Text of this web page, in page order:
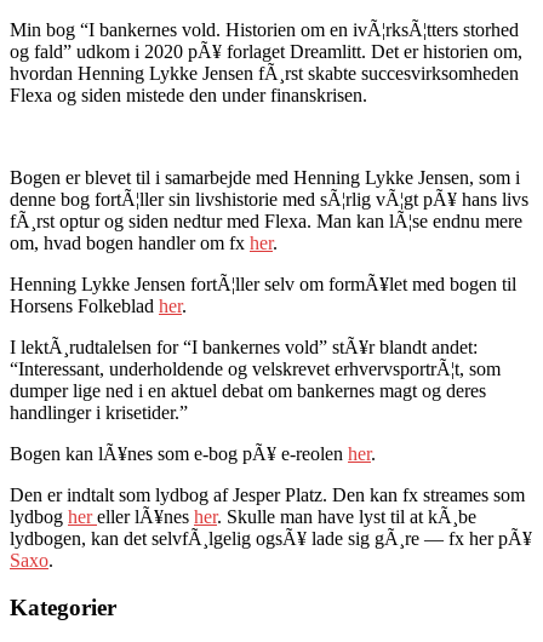
Min bog “I bankernes vold. Historien om en ivÃ¦rksÃ¦tters storhed
og fald” udkom i 2020 pÃ¥ forlaget Dreamlitt. Det er historien om,
hvordan Henning Lykke Jensen fÃ¸rst skabte succesvirksomheden
Flexa og siden mistede den under finanskrisen.
Bogen er blevet til i samarbejde med Henning Lykke Jensen, som i
denne bog fortÃ¦ller sin livshistorie med sÃ¦rlig vÃ¦gt pÃ¥ hans livs
fÃ¸rst optur og siden nedtur med Flexa. Man kan lÃ¦se endnu mere
om, hvad bogen handler om fx her.
Henning Lykke Jensen fortÃ¦ller selv om formÃ¥let med bogen til
Horsens Folkeblad her.
I lektÃ¸rudtalelsen for “I bankernes vold” stÃ¥r blandt andet:
“Interessant, underholdende og velskrevet erhvervsportrÃ¦t, som
dumper lige ned i en aktuel debat om bankernes magt og deres
handlinger i krisetider.”
Bogen kan lÃ¥nes som e-bog pÃ¥ e-reolen her.
Den er indtalt som lydbog af Jesper Platz. Den kan fx streames som
lydbog hereller lÃ¥nes her. Skulle man have lyst til at kÃ¸be
lydbogen, kan det selvfÃ¸lgelig ogsÃ¥ lade sig gÃ¸re — fx her pÃ¥
Saxo.
Kategorier